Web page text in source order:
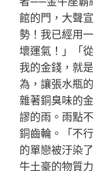
館的門，大聲
勢！我已經用
壞運氣！」「
我的金錢，就
為，讓張水瓶
雜著銅臭味的
謬的雨。雨點
銅齒輪。「不
的單戀被汙染
牛土豪的物質